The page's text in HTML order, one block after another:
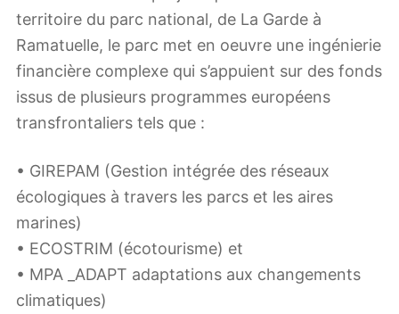
territoire du parc national, de La Garde à
Ramatuelle, le parc met en oeuvre une ingénierie
financière complexe qui s’appuient sur des fonds
issus de plusieurs programmes européens
transfrontaliers tels que :
• GIREPAM (Gestion intégrée des réseaux
écologiques à travers les parcs et les aires
marines)
• ECOSTRIM (écotourisme) et
• MPA _ADAPT adaptations aux changements
climatiques)